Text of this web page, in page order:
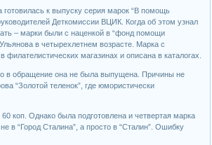
к выпуску серия марок “В помощь
Деткомиссии ВЦИК. Когда об этом узнал
– марки были с наценкой в “фонд помощи
в четырехлетнем возрасте. Марка с
магазинах и описана в каталогах.
в обращение она не была выпущена. Причины не
“Золотой теленок”, где юмористически
коп. Однако была подготовлена и четвертая марка
в “Город Сталина”, а просто в “Сталин”. Ошибку